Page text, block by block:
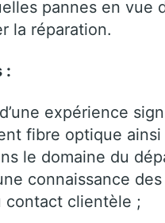
pannes en vue
la réparation.
:
expérience
fibre optique ainsi
le domaine du
connaissance des
contact clientèle ;